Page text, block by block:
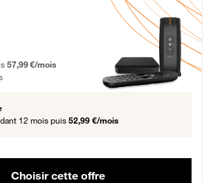
Fibre
12 mois puis 57,99 € par mois, Engagement 12 mois
57,99 €/mois
12 mois puis 52,99 €/mois
Choisir cette offre